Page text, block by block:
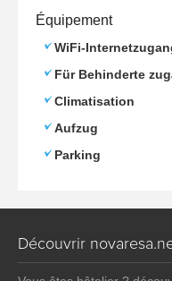
Équipement
WiFi-
Für Behinderte
Climatisation
Aufzug
Parking
Découvrir